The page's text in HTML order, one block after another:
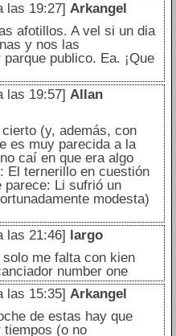
las 19:27] Arkangel
afotillos. A vel si un dia
y nos las
publico. Ea. ¡Que
las 19:57] Allan
(y, además, con
es muy parecida a la
caí en que era algo
El ternerillo en cuestión
parece: Li sufrió un
modesta)
las 21:46]
largo
me falta con kien
number one
las 15:35] Arkangel
de estas hay que
tiempos (o no